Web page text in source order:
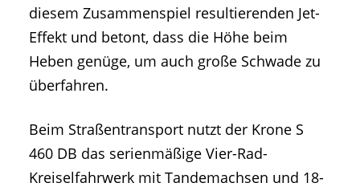
diesem Zusammenspiel resultierenden Jet-
Effekt und betont, dass die Höhe beim
Heben genüge, um auch große Schwade zu
überfahren.
Beim Straßentransport nutzt der Krone S
460 DB das serienmäßige Vier-Rad-
Kreiselfahrwerk mit Tandemachsen und 18-